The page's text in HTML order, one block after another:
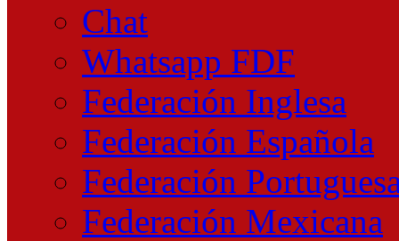
Chat
Whatsapp FDF
Federación Inglesa
Federación Española
Federación
Federación Mexicana